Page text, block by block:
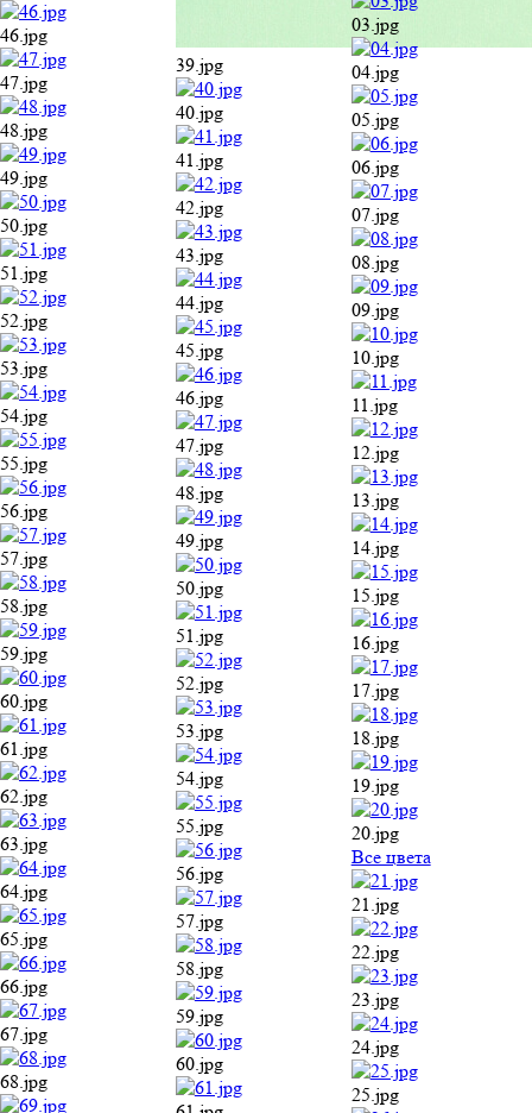
46.jpg
47.jpg
48.jpg
49.jpg
50.jpg
51.jpg
52.jpg
53.jpg
54.jpg
55.jpg
56.jpg
57.jpg
58.jpg
59.jpg
60.jpg
61.jpg
62.jpg
63.jpg
64.jpg
65.jpg
66.jpg
67.jpg
68.jpg
39.jpg
40.jpg
41.jpg
42.jpg
43.jpg
44.jpg
45.jpg
46.jpg
47.jpg
48.jpg
49.jpg
50.jpg
51.jpg
52.jpg
53.jpg
54.jpg
55.jpg
56.jpg
57.jpg
58.jpg
59.jpg
60.jpg
03.jpg
04.jpg
05.jpg
06.jpg
07.jpg
08.jpg
09.jpg
10.jpg
11.jpg
12.jpg
13.jpg
14.jpg
15.jpg
16.jpg
17.jpg
18.jpg
19.jpg
20.jpg
Все цвета
21.jpg
22.jpg
23.jpg
24.jpg
25.jpg